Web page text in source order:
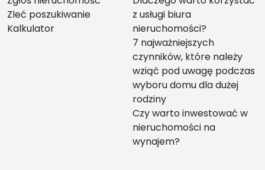
Zleć poszukiwanie
Kalkulator
z usługi biura
nieruchomości?
7 najważniejszych
czynników, które należy
wziąć pod uwagę podczas
wyboru domu dla dużej
rodziny
Czy warto inwestować w
nieruchomości na
wynajem?